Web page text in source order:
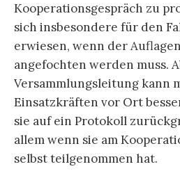
Kooperationsgespräch zu
sich insbesondere für den
erwiesen, wenn der
angefochten werden muss.
Versammlungsleitung kann
Einsatzkräften vor Ort
sie auf ein Protokoll
allem wenn sie am
selbst teilgenommen hat.